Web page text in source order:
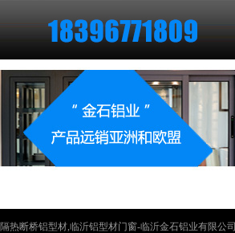
隔热断桥铝型材,临沂铝型材门窗-临沂金石铝业有限公司